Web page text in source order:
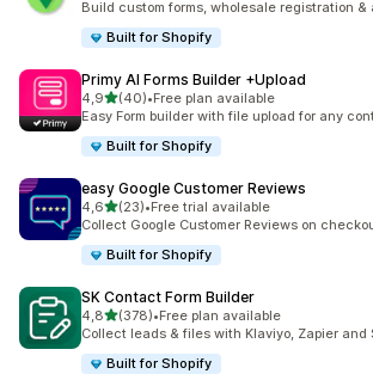
Build custom forms, wholesale registration &
Built for Shopify
Primy AI Forms Builder +Upload
4,9z 5 hvězd
(40)
Celkový počet recenzí: 40
•Free plan available
Easy Form builder with file upload for any
Built for Shopify
easy Google Customer Reviews
4,6z 5 hvězd
(23)
Celkový počet recenzí: 23
•Free trial available
Collect Google Customer Reviews on
Built for Shopify
SK Contact Form Builder
4,8z 5 hvězd
(378)
Celkový počet recenzí: 378
•Free plan available
Collect leads & files with Klaviyo, Zapier and
Built for Shopify